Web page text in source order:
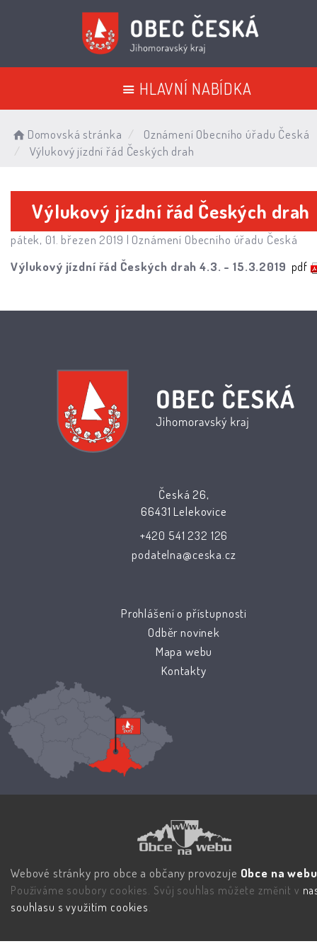
HLAVNÍ NABÍDKA
Domovská stránka
Oznámení Obecního úřadu Česká
Výlukový jízdní řád Českých drah
Výlukový jízdní řád Českých drah
pátek, 01. březen 2019 | Oznámení Obecního úřadu Česká
Výlukový jízdní řád Českých drah 4.3. - 15.3.2019 pdf
Česká 26,
66431 Lelekovice
+420 541 232 126
podatelna@ceska.cz
Prohlášení o přístupnosti
Odběr novinek
Mapa webu
Kontakty
Webové stránky pro obce a občany provozuje Obce na
Používáme soubory cookies. Svůj souhlas můžete změnit v
souhlasu s využitím cookies.